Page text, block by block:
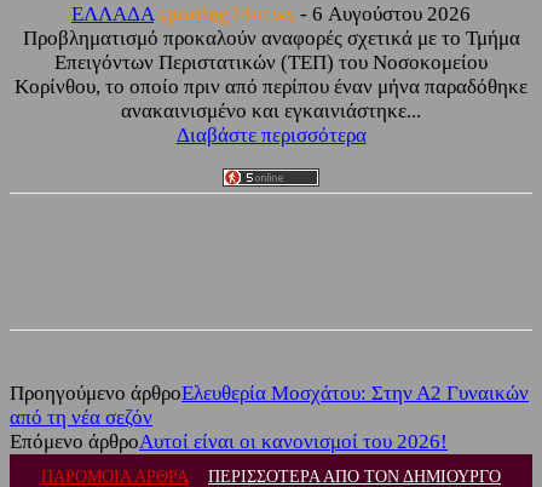
ΕΛΛΑΔΑ sporting24news - 6 Αυγούστου 2026
Προβληματισμό προκαλούν αναφορές σχετικά με το Τμήμα
Επειγόντων Περιστατικών (ΤΕΠ) του Νοσοκομείου
Κορίνθου, το οποίο πριν από περίπου έναν μήνα παραδόθηκε
ανακαινισμένο και εγκαινιάστηκε...
Διαβάστε περισσότερα
Προηγούμενο άρθροΕλευθερία Μοσχάτου: Στην Α2 Γυναικών
από τη νέα σεζόν
Επόμενο άρθροΑυτοί είναι οι κανονισμοί του 2026!
ΠΑΡΟΜΟΙΑ ΑΡΘΡΑ ΠΕΡΙΣΣΟΤΕΡΑ ΑΠΟ ΤΟΝ ΔΗΜΙΟΥΡΓΟ